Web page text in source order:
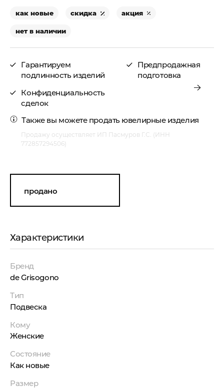
как новые скидка акция
нет в наличии
Гарантируем
подлинность изделий
Конфиденциальность
сделок
Предпродажная
подготовка
Также вы можете продать ювелирные изделия
Продажу осуществляет ИП Пасмуров Г.С. (ИНН
772857294506)
продано
Характеристики
Бренд
de Grisogono
Тип
Подвеска
Кому
Женские
Состояние
Как новые
Размер